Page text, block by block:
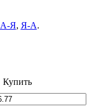
А-Я, Я-А.
Купить